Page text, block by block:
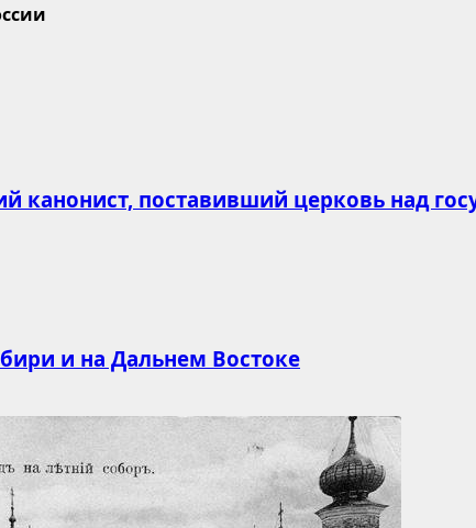
канонист, поставивший церковь над
и на Дальнем Востоке